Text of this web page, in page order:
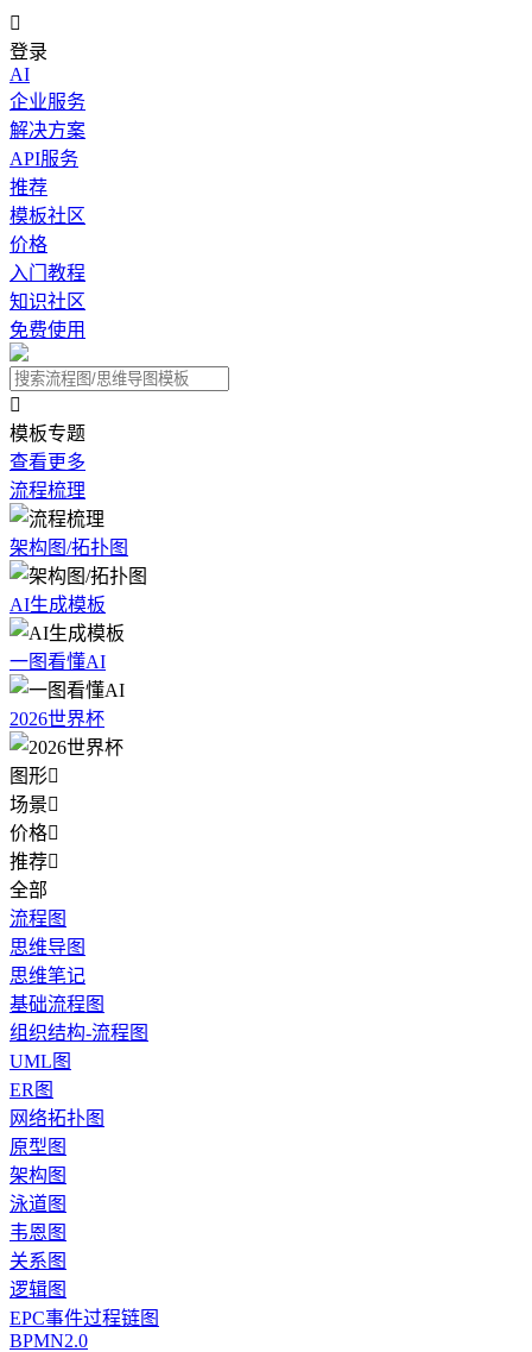

登录
AI
企业服务
解决方案
API服务
推荐
模板社区
价格
入门教程
知识社区
免费使用

模板专题
查看更多
流程梳理
架构图/拓扑图
AI生成模板
一图看懂AI
2026世界杯
图形
场景
价格
推荐
全部
流程图
思维导图
思维笔记
基础流程图
组织结构-流程图
UML图
ER图
网络拓扑图
原型图
架构图
泳道图
韦恩图
关系图
逻辑图
EPC事件过程链图
BPMN2.0